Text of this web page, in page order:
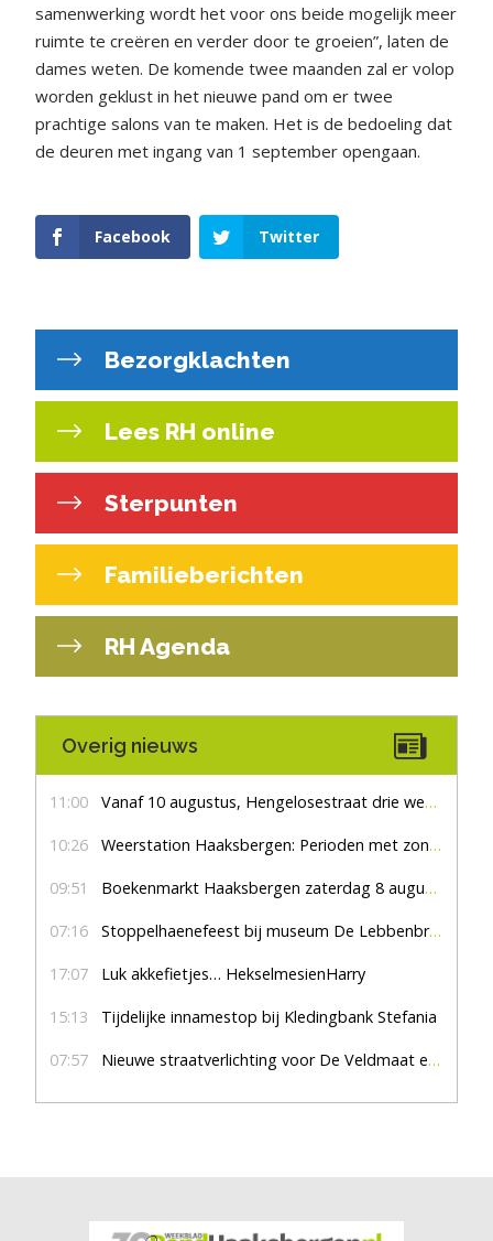
samenwerking wordt het voor ons beide mogelijk meer
ruimte te creëren en verder door te groeien”, laten de
dames weten. De komende twee maanden zal er volop
worden geklust in het nieuwe pand om er twee
prachtige salons van te maken. Het is de bedoeling dat
de deuren met ingang van 1 september opengaan.
Facebook Twitter
Bezorgklachten
Lees RH online
Sterpunten
Familieberichten
RH Agenda
Overig nieuws
11:00 Vanaf 10 augustus, Hengelosestraat drie weken dicht voor doorgaand verkeer
10:26 Weerstation Haaksbergen: Perioden met zon en droog
09:51 Boekenmarkt Haaksbergen zaterdag 8 augustus, marktplein Haaksbergen
07:16 Stoppelhaenefeest bij museum De Lebbenbrugge
17:07 Luk akkefietjes… HekselmesienHarry
15:13 Tijdelijke innamestop bij Kledingbank Stefania
07:57 Nieuwe straatverlichting voor De Veldmaat en De Pas